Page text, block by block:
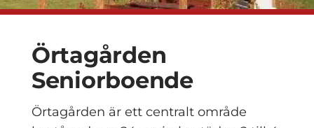
Örtagården
Seniorboende
Örtagården är ett centralt område